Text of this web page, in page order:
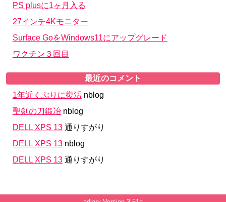
PS plusに1ヶ月入る
27インチ4Kモニター
Surface GoをWindows11にアップグレード
ワクチン３回目
最近のコメント
1年近くぶりに復活 nblog
聖剣の刀鍛冶 nblog
DELL XPS 13 通りすがり
DELL XPS 13 nblog
DELL XPS 13 通りすがり